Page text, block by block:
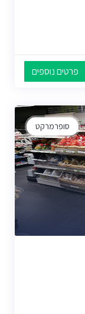
פרטים נוספים
סופרמרקט